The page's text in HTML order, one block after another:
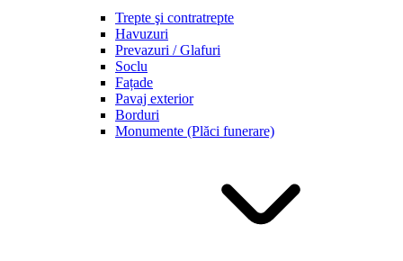
Trepte şi contratrepte
Havuzuri
Prevazuri / Glafuri
Soclu
Fațade
Pavaj exterior
Borduri
Monumente (Plăci funerare)